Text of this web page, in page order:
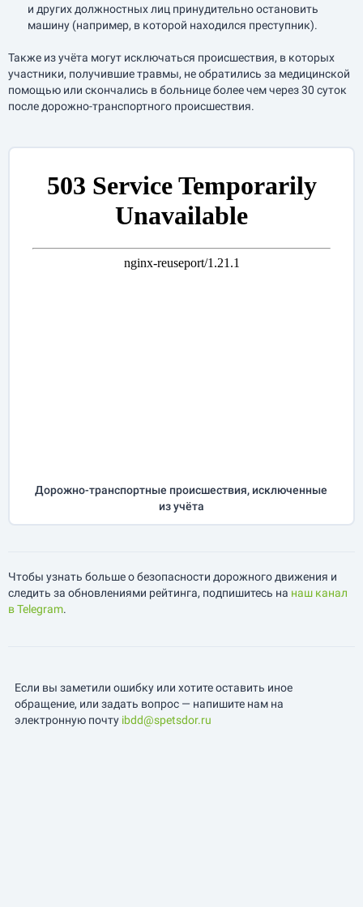
и других должностных лиц принудительно остановить
машину (например, в которой находился преступник).
Также из учёта могут исключаться происшествия, в которых
участники, получившие травмы, не обратились за медицинской
помощью или скончались в больнице более чем через 30 суток
после дорожно-транспортного происшествия.
Дорожно-транспортные происшествия, исключенные
из учёта
Чтобы узнать больше о безопасности дорожного движения и
следить за обновлениями рейтинга, подпишитесь на наш канал
в Telegram.
Если вы заметили ошибку или хотите оставить иное
обращение, или задать вопрос — напишите нам на
электронную почту ibdd@spetsdor.ru